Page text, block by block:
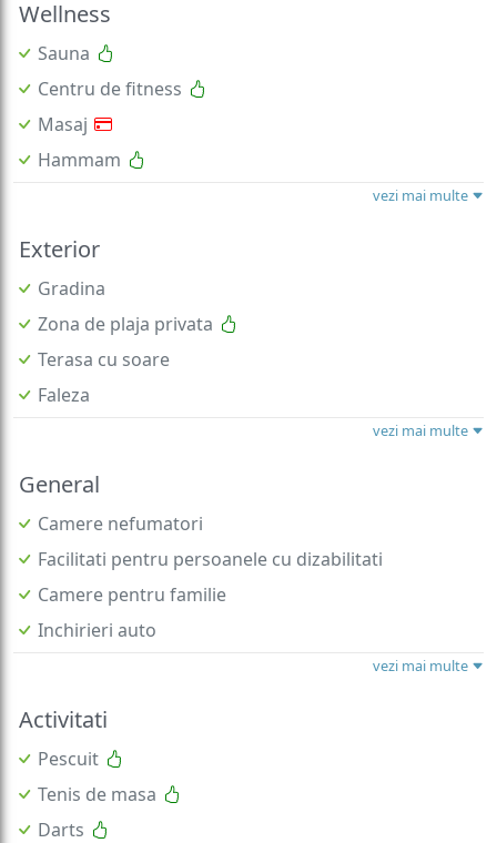
Wellness
Sauna
Centru de fitness
Masaj
Hammam
vezi mai multe
Exterior
Gradina
Zona de plaja privata
Terasa cu soare
Faleza
vezi mai multe
General
Camere nefumatori
Facilitati pentru persoanele cu dizabilitati
Camere pentru familie
Inchirieri auto
vezi mai multe
Activitati
Pescuit
Tenis de masa
Darts